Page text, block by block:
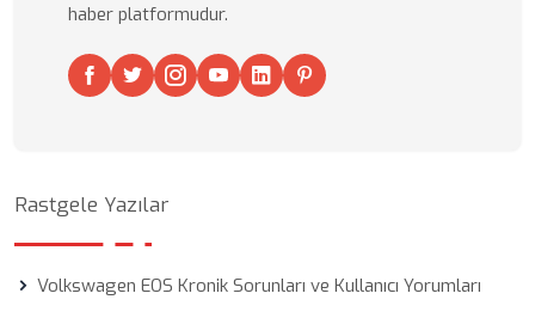
haber platformudur.
Rastgele Yazılar
Volkswagen EOS Kronik Sorunları ve Kullanıcı Yorumları